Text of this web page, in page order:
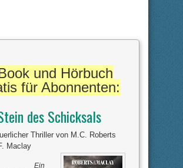
f
u
e
n
c
b
e
n
und Hörbuch
für Abonnenten:
des Schicksals
Thriller von M.C. Roberts
Maclay
Ein